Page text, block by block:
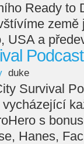
Ready to
USA a
Podcast
duke
Survival
s
Hanes,